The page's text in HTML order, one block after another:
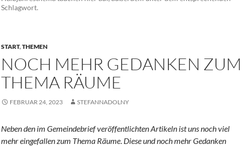
Schlagwort.
START,THEMEN
NOCH MEHR GEDANKEN ZUM
THEMA RÄUME
FEBRUAR 24, 2023 STEFANNADOLNY
Neben den im Gemeindebrief veröffentlichten Artikeln ist uns noch viel
mehr eingefallen zum Thema Räume. Diese und noch mehr Gedanken